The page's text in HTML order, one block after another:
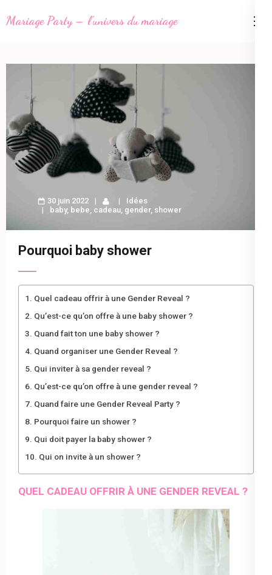
au
(Pressez
Mariage Party – l'univers du mariage
30 juin 2022
Idées
baby, bebe, cadeau, gender, shower
Pourquoi baby shower
Quel cadeau offrir à une Gender Reveal ?
Qu’est-ce qu’on offre à une baby shower ?
Quand fait ton une baby shower ?
Quand organiser une Gender Reveal ?
Qui inviter à sa gender reveal ?
Qu’est-ce qu’on offre à une gender reveal ?
Quand faire une Gender Reveal Party ?
Pourquoi faire un shower ?
Qui doit payer la baby shower ?
Qui on invite à un shower ?
QUEL CADEAU OFFRIR À UNE GENDER REVEAL ?